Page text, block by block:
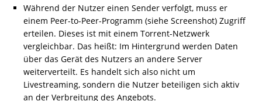
Während der Nutzer einen Sender verfolgt, muss er
einem Peer-to-Peer-Programm (siehe Screenshot) Zugriff
erteilen. Dieses ist mit einem Torrent-Netzwerk
vergleichbar. Das heißt: Im Hintergrund werden Daten
über das Gerät des Nutzers an andere Server
weiterverteilt. Es handelt sich also nicht um
Livestreaming, sondern die Nutzer beteiligen sich aktiv
an der Verbreitung des Angebots.